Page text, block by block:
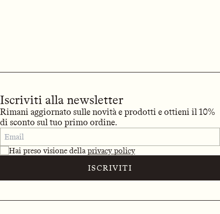
Iscriviti alla newsletter
Rimani aggiornato sulle novità e prodotti e ottieni il 10%
di sconto sul tuo primo ordine.
Hai preso visione dellaprivacy policy
ISCRIVITI